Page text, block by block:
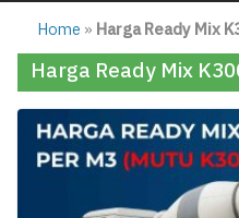
Home » Harga Ready Mix
Harga Ready Mix